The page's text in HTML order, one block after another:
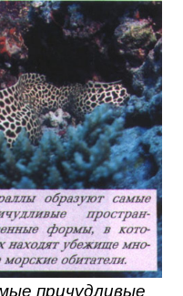
причудливые